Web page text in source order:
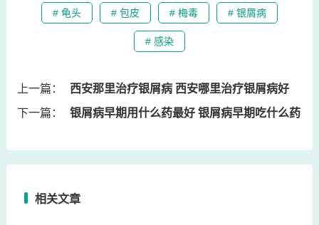
# 龟头 # 包皮 # 梅毒 # 银屑病
# 感染
上一篇：
西安那里治疗银屑病 西安哪里治疗银屑病好
下一篇：
银屑病早期用什么药最好 银屑病早期吃什么药
相关文章